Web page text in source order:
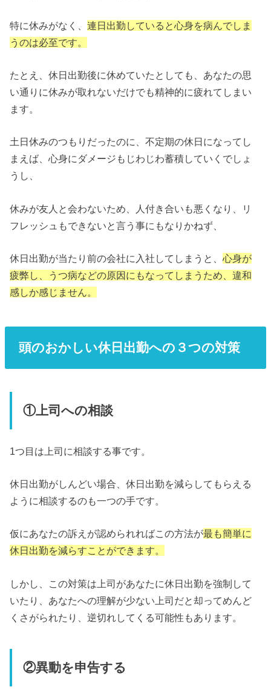
特に休みがなく、連日出勤していると心身を病んでしま
うのは必至です。
たとえ、休日出勤後に休めていたとしても、あなたの思
い通りに休みが取れないだけでも精神的に疲れてしまい
ます。
土日休みのつもりだったのに、不定期の休日になってし
まえば、心身にダメージもじわじわ蓄積していくでしょ
うし、
休みが友人と会わないため、人付き合いも悪くなり、リ
フレッシュもできないと言う事にもなりかねず、
休日出勤が当たり前の会社に入社してしまうと、心身が
疲弊し、うつ病などの原因にもなってしまうため、違和
感しか感じません。
頭のおかしい休日出勤への３つの対策
①上司への相談
1つ目は上司に相談する事です。
休日出勤がしんどい場合、休日出勤を減らしてもらえる
ように相談するのも一つの手です。
仮にあなたの訴えが認められればこの方法が最も簡単に
休日出勤を減らすことができます。
しかし、この対策は上司があなたに休日出勤を強制して
いたり、あなたへの理解が少ない上司だと却ってめんど
くさがられたり、逆切れしてくる可能性もあります。
②異動を申告する